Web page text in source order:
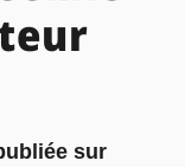
sur